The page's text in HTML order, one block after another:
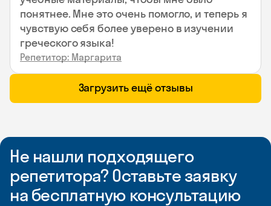
понятнее. Мне это очень помогло, и теперь я
чувствую себя более уверено в изучении
греческого языка!
Репетитор: Маргарита
Загрузить ещё отзывы
Не нашли подходящего
репетитора? Оставьте заявку
на бесплатную консультацию